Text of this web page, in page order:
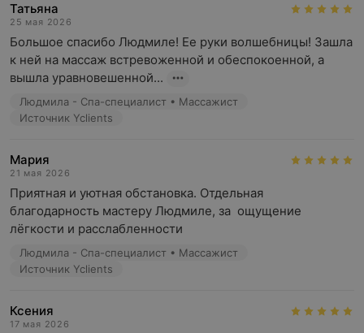
Татьяна
25 мая 2026
Большое спасибо Людмиле! Ее руки волшебницы! Зашла
к ней на массаж встревоженной и обеспокоенной, а
вышла уравновешенной...
Людмила - Спа-специалист • Массажист
Источник Yclients
Мария
21 мая 2026
Приятная и уютная обстановка. Отдельная
благодарность мастеру Людмиле, за  ощущение
лёгкости и расслабленности
Людмила - Спа-специалист • Массажист
Источник Yclients
Ксения
17 мая 2026